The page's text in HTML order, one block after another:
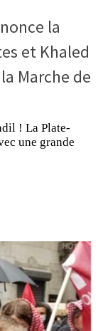
la
et Khaled
Marche de
! La Plate-
une grande